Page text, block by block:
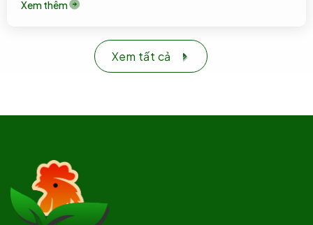
Xem thêm
Xem tất cả